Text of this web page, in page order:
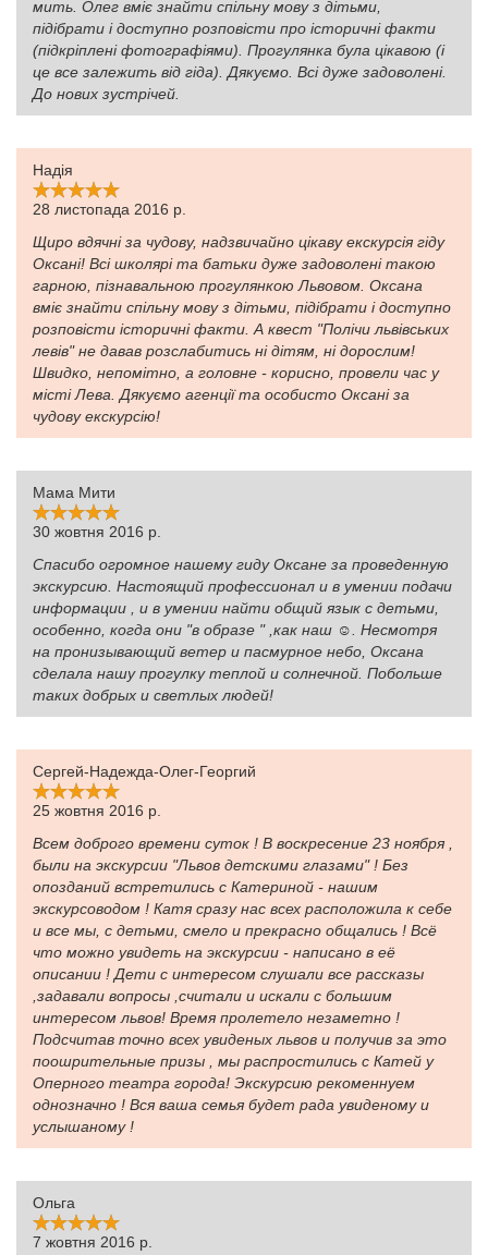
мить. Олег вміє знайти спільну мову з дітьми,
підібрати і доступно розповісти про історичні факти
(підкріплені фотографіями). Прогулянка була цікавою (і
це все залежить від гіда). Дякуємо. Всі дуже задоволені.
До нових зустрічей.
Надія
28 листопада 2016 р.
Щиро вдячні за чудову, надзвичайно цікаву екскурсія гіду
Оксані! Всі школярі та батьки дуже задоволені такою
гарною, пізнавальною прогулянкою Львовом. Оксана
вміє знайти спільну мову з дітьми, підібрати і доступно
розповісти історичні факти. А квест "Полічи львівських
левів" не давав розслабитись ні дітям, ні дорослим!
Швидко, непомітно, а головне - корисно, провели час у
місті Лева. Дякуємо агенції та особисто Оксані за
чудову екскурсію!
Мама Мити
30 жовтня 2016 р.
Спасибо огромное нашему гиду Оксане за проведенную
экскурсию. Настоящий профессионал и в умении подачи
информации , и в умении найти общий язык с детьми,
особенно, когда они "в образе " ,как наш ☺. Несмотря
на пронизывающий ветер и пасмурное небо, Оксана
сделала нашу прогулку теплой и солнечной. Побольше
таких добрых и светлых людей!
Сергей-Надежда-Олег-Георгий
25 жовтня 2016 р.
Всем доброго времени суток ! В воскресение 23 ноября ,
были на экскурсии "Львов детскими глазами" ! Без
опозданий встретились с Катериной - нашим
экскурсоводом ! Катя сразу нас всех расположила к себе
и все мы, с детьми, смело и прекрасно общались ! Всё
что можно увидеть на экскурсии - написано в её
описании ! Дети с интересом слушали все рассказы
,задавали вопросы ,считали и искали с большим
интересом львов! Время пролетело незаметно !
Подсчитав точно всех увиденых львов и получив за это
поошрительные призы , мы распростились с Катей у
Оперного театра города! Экскурсию рекоменнуем
однозначно ! Вся ваша семья будет рада увиденому и
услышаному !
Ольга
7 жовтня 2016 р.